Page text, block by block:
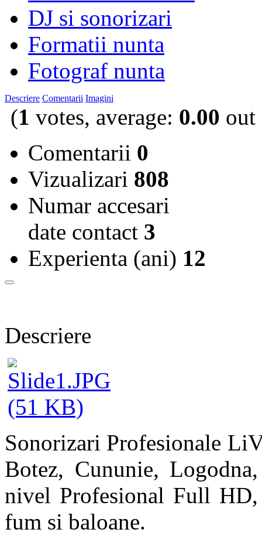
DJ si sonorizari
Formatii nunta
Fotograf nunta
Descriere Comentarii Imagini
(1 votes, average: 0.00 out
Comentarii 0
Vizualizari 808
Numar accesari
date contact 3
Experienta (ani) 12
Descriere
Sonorizari Profesionale
Botez, Cununie,
nivel Profesional Full
fum si baloane.